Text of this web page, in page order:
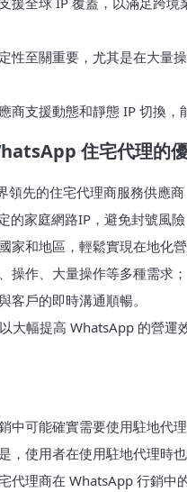
性至關重要，尤其是在大量
商支援動態和靜態 IP 切換，
住宅代理的
領先的住宅代理商服務供應
的家庭網路IP，避免封號風險
家和地區，輕鬆實現在地化營
操作、大量操作等多種需求；
客戶的即時溝通順暢。
大幅提高 WhatsApp 的營
中可能確實需要使用駐地代
，使用者在使用駐地代理時
代理商在 WhatsApp 行銷中